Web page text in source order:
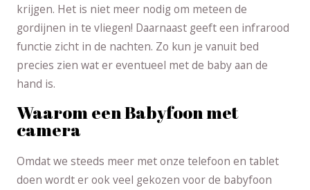
krijgen. Het is niet meer nodig om meteen de
gordijnen in te vliegen! Daarnaast geeft een infrarood
functie zicht in de nachten. Zo kun je vanuit bed
precies zien wat er eventueel met de baby aan de
hand is.
Waarom een Babyfoon met
camera
Omdat we steeds meer met onze telefoon en tablet
doen wordt er ook veel gekozen voor de babyfoon